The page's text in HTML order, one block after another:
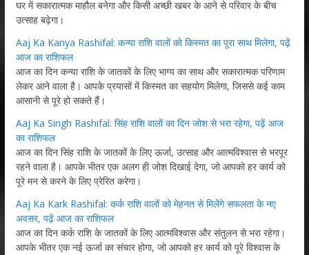
घर में सकारात्मक माहौल बनेगा और किसी अच्छी खबर के आने से परिवार के बीच
उत्साह बढ़ेगा।
Aaj Ka Kanya Rashifal: कन्या राशि वालों को किस्मत का पूरा साथ मिलेगा, पढ़ें
आज का राशिफल
आज का दिन कन्या राशि के जातकों के लिए भाग्य का साथ और सकारात्मक परिणाम
लेकर आने वाला है। आपके प्रयासों में किस्मत का सहयोग मिलेगा, जिससे कई काम
आसानी से पूरे हो सकते हैं।
Aaj Ka Singh Rashifal: सिंह राशि वालों का दिन जोश से भरा रहेगा, पढ़ें आज
का राशिफल
आज का दिन सिंह राशि के जातकों के लिए ऊर्जा, उत्साह और आत्मविश्वास से भरपूर
रहने वाला है। आपके भीतर एक अलग ही जोश दिखाई देगा, जो आपको हर कार्य को
पूरे मन से करने के लिए प्रेरित करेगा।
Aaj Ka Kark Rashifal: कर्क राशि वालों को मेहनत से मिलेंगे सफलता के नए
अवसर, पढ़ें आज का राशिफल
आज का दिन कर्क राशि के जातकों के लिए आत्मविश्वास और संतुलन से भरा रहेगा।
आपके भीतर एक नई ऊर्जा का संचार होगा, जो आपको हर कार्य को पूरे विश्वास के